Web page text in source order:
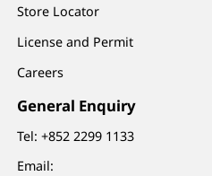
Store Locator
License and Permit
Careers
General Enquiry
Tel:+852 2299 1133
Email: